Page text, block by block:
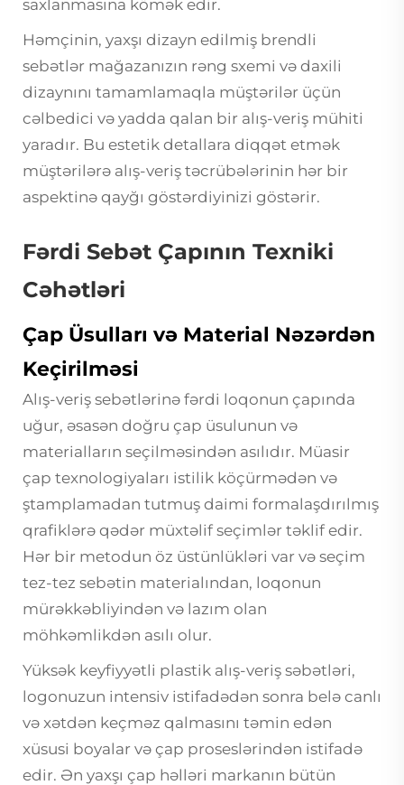
saxlanmasına kömək edir.
Həmçinin, yaxşı dizayn edilmiş brendli
sebətlər mağazanızın rəng sxemi və daxili
dizaynını tamamlamaqla müştərilər üçün
cəlbedici və yadda qalan bir alış-veriş mühiti
yaradır. Bu estetik detallara diqqət etmək
müştərilərə alış-veriş təcrübələrinin hər bir
aspektinə qayğı göstərdiyinizi göstərir.
Fərdi Sebət Çapının Texniki
Cəhətləri
Çap Üsulları və Material Nəzərdən
Keçirilməsi
Alış-veriş sebətlərinə fərdi loqonun çapında
uğur, əsasən doğru çap üsulunun və
materialların seçilməsindən asılıdır. Müasir
çap texnologiyaları istilik köçürmədən və
ştamplamadan tutmuş daimi formalaşdırılmış
qrafiklərə qədər müxtəlif seçimlər təklif edir.
Hər bir metodun öz üstünlükləri var və seçim
tez-tez sebətin materialından, loqonun
mürəkkəbliyindən və lazım olan
möhkəmlikdən asılı olur.
Yüksək keyfiyyətli plastik alış-veriş səbətləri,
logonuzun intensiv istifadədən sonra belə canlı
və xətdən keçməz qalmasını təmin edən
xüsusi boyalar və çap proseslərindən istifadə
edir. Ən yaxşı çap həlləri markanın bütün